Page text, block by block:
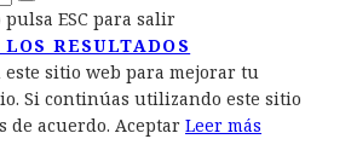
ESC para salir
RESULTADOS
sitio web para mejorar tu
Si continúas utilizando este sitio
de acuerdo. Aceptar Leer más